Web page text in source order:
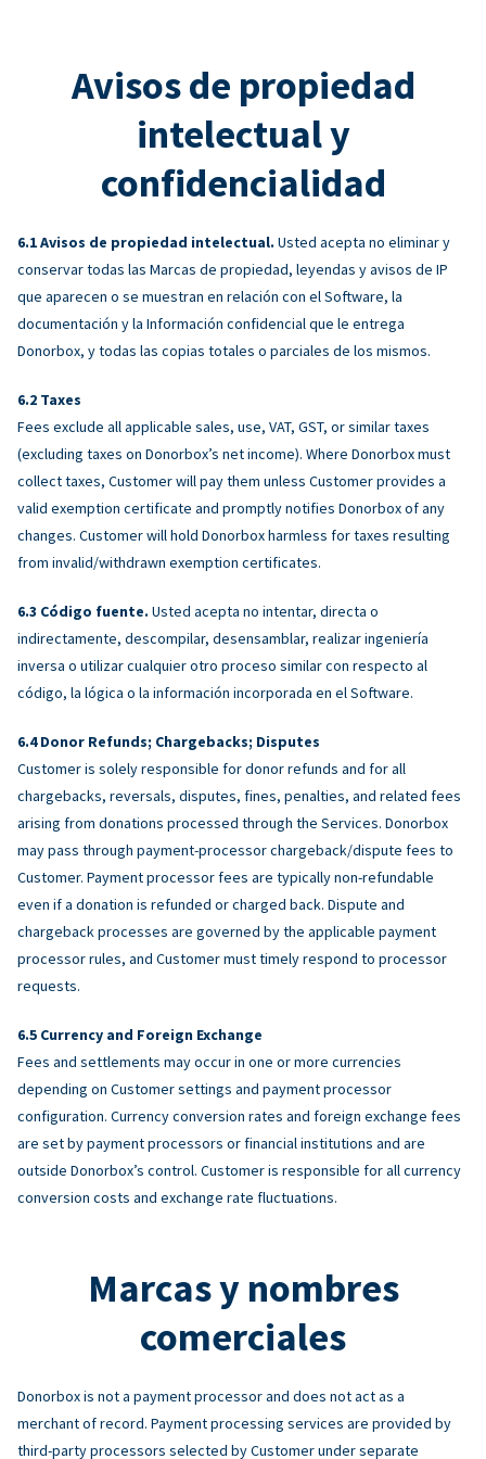
Avisos de propiedad
intelectual y
confidencialidad
Avisos de propiedad intelectual. Usted acepta no eliminar y
conservar todas las Marcas de propiedad, leyendas y avisos de IP
que aparecen o se muestran en relación con el Software, la
documentación y la Información confidencial que le entrega
Donorbox, y todas las copias totales o parciales de los mismos.
Taxes
Fees exclude all applicable sales, use, VAT, GST, or similar taxes
(excluding taxes on Donorbox’s net income). Where Donorbox must
collect taxes, Customer will pay them unless Customer provides a
valid exemption certificate and promptly notifies Donorbox of any
changes. Customer will hold Donorbox harmless for taxes resulting
from invalid/withdrawn exemption certificates.
Código fuente. Usted acepta no intentar, directa o
indirectamente, descompilar, desensamblar, realizar ingeniería
inversa o utilizar cualquier otro proceso similar con respecto al
código, la lógica o la información incorporada en el Software.
Donor Refunds; Chargebacks; Disputes
Customer is solely responsible for donor refunds and for all
chargebacks, reversals, disputes, fines, penalties, and related fees
arising from donations processed through the Services. Donorbox
may pass through payment-processor chargeback/dispute fees to
Customer. Payment processor fees are typically non-refundable
even if a donation is refunded or charged back. Dispute and
chargeback processes are governed by the applicable payment
processor rules, and Customer must timely respond to processor
requests.
Currency and Foreign Exchange
Fees and settlements may occur in one or more currencies
depending on Customer settings and payment processor
configuration. Currency conversion rates and foreign exchange fees
are set by payment processors or financial institutions and are
outside Donorbox’s control. Customer is responsible for all currency
conversion costs and exchange rate fluctuations.
Marcas y nombres
comerciales
Donorbox is not a payment processor and does not act as a
merchant of record. Payment processing services are provided by
third-party processors selected by Customer under separate